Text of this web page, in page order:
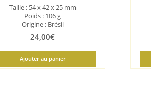
Taille : 54 x 42 x 25 mm
Poids : 106 g
Origine : Brésil
24,00€
Ajouter au panier